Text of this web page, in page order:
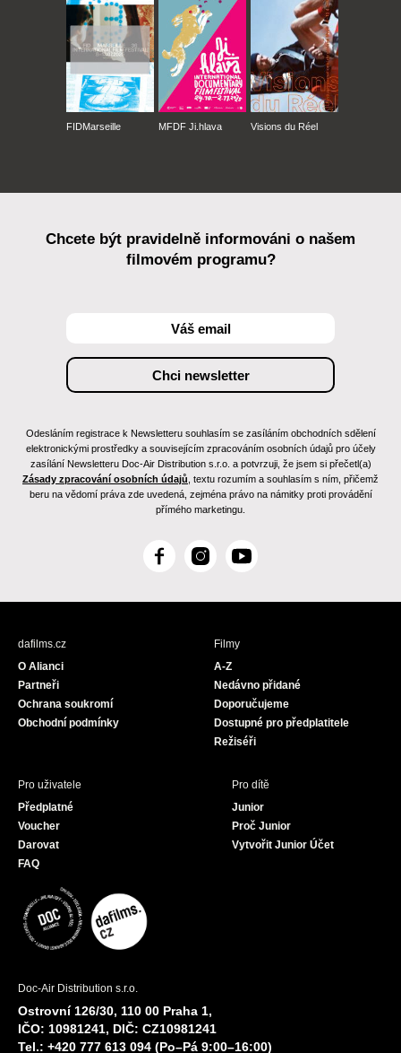
FIDMarseille MFDF Ji.hlava Visions du Réel
Chcete být pravidelně informováni o našem
filmovém programu?
Odesláním registrace k Newsletteru souhlasím se zasíláním obchodních sdělení
elektronickými prostředky a souvisejícím zpracováním osobních údajů pro účely
zasílání Newsletteru Doc-Air Distribution s.r.o. a potvrzuji, že jsem si přečetl(a)
Zásady zpracování osobních údajů , textu rozumím a souhlasím s ním, přičemž
beru na vědomí práva zde uvedená, zejména právo na námitky proti provádění
přímého marketingu.
F
c
I
s
Y
u
dafilms.cz
O Alianci
Partneři
Ochrana soukromí
Obchodní podmínky
Filmy
A-Z
Nedávno přidané
Doporučujeme
Dostupné pro předplatitele
Režiséři
Pro uživatele
Předplatné
Voucher
Darovat
FAQ
Pro dítě
Junior
Proč Junior
Vytvořit Junior Účet
Doc-Air Distribution s.r.o.
Ostrovní 126/30, 110 00 Praha 1,
IČO: 10981241, DIČ: CZ10981241
Tel.: +420 777 613 094 (Po–Pá 9:00–16:00)